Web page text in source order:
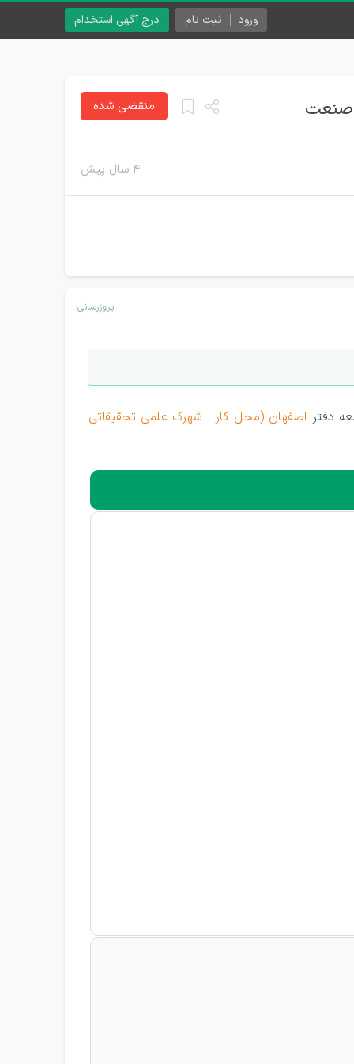
درج آگهی استخدام ورود ثبت نام
صنعت
۴ سال پیش
منقضی شده
بروزرسانی
دفتر اصفهان (محل کار : شهرک علمی تحقیقاتی